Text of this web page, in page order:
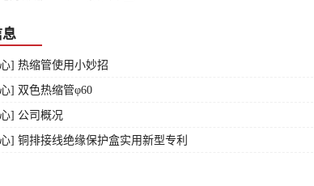
] 热缩管使用小妙招
] 双色热缩管φ60
] 公司概况
] 铜排接线绝缘保护盒实用新型专利